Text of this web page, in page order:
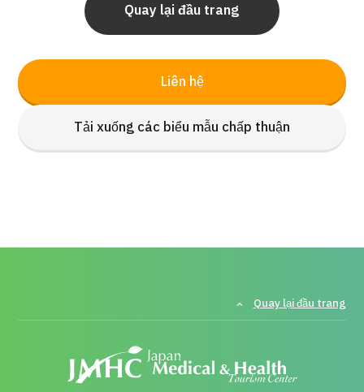
Liên hệ
Tải xuống các biểu mẫu chấp thuận
Quay lại đầu trang
Quay lại đầu trang